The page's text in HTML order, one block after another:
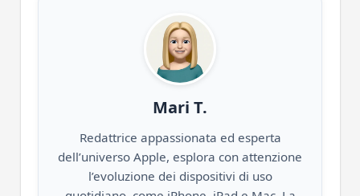
Mari T.
Redattrice appassionata ed esperta
dell’universo Apple, esplora con attenzione
l’evoluzione dei dispositivi di uso